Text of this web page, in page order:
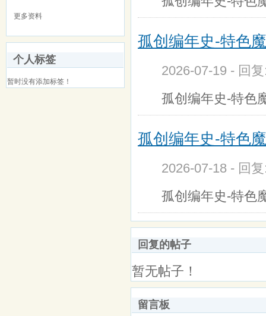
更多资料
个人标签
暂时没有添加标签！
孤创编年史-特色
2026-07-19 - 回
孤创编年史-
孤创编年史-特色
2026-07-18 - 回
孤创编年史-
回复的帖子
暂无帖子！
留言板